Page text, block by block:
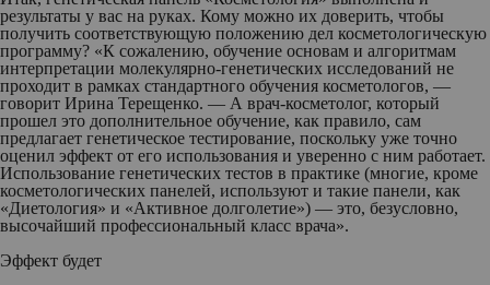
результаты у вас на руках. Кому можно их доверить, чтобы
получить соответствующую положению дел косметологическую
программу? «К сожалению, обучение основам и алгоритмам
интерпретации молекулярно-генетических исследований не
проходит в рамках стандартного обучения косметологов, —
говорит Ирина Терещенко. — А врач-косметолог, который
прошел это дополнительное обучение, как правило, сам
предлагает генетическое тестирование, поскольку уже точно
оценил эффект от его использования и уверенно с ним работает.
Использование генетических тестов в практике (многие, кроме
косметологических панелей, используют и такие панели, как
«Диетология» и «Активное долголетие») — это, безусловно,
высочайший профессиональный класс врача».
Эффект будет